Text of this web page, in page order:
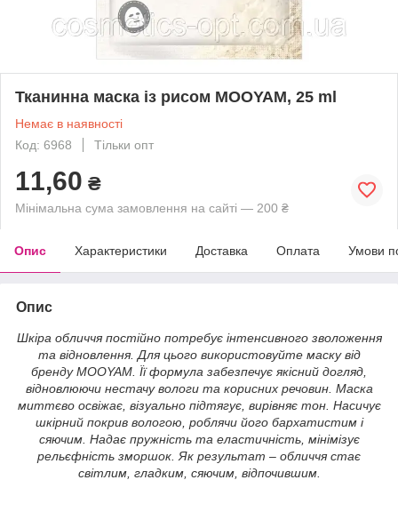
Тканинна маска із рисом MOOYAM, 25 ml
Немає в наявності
Код: 6968
Тільки опт
11,60 ₴
Мінімальна сума замовлення на сайті — 200 ₴
Опис Характеристики Доставка Оплата Умови
Опис
Шкіра обличчя постійно потребує інтенсивного зволоження
та відновлення. Для цього використовуйте маску від
бренду MOOYAM. Її формула забезпечує якісний догляд,
відновлюючи нестачу вологи та корисних речовин. Маска
миттєво освіжає, візуально підтягує, вирівняє тон. Насичує
шкірний покрив вологою, роблячи його бархатистим і
сяючим. Надає пружність та еластичність, мінімізує
рельєфність зморшок. Як результат – обличчя стає
світлим, гладким, сяючим, відпочившим.